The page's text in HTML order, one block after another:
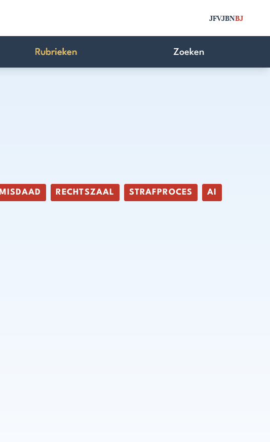
JFVJBNBJ
Rubrieken Zoeken
MISDAAD RECHTSZAAL STRAFPROCES AI